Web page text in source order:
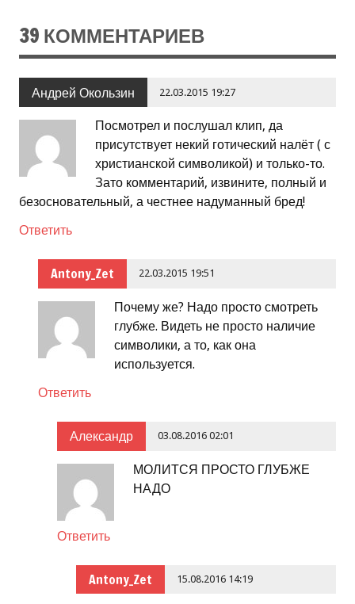
39 КОММЕНТАРИЕВ
Андрей Окользин 22.03.2015 19:27
Посмотрел и послушал клип, да
присутствует некий готический налёт ( с
христианской символикой) и только-то.
Зато комментарий, извините, полный и
безосновательный, а честнее надуманный бред!
Ответить
Antony_Zet 22.03.2015 19:51
Почему же? Надо просто смотреть
глубже. Видеть не просто наличие
символики, а то, как она
используется.
Ответить
Александр 03.08.2016 02:01
МОЛИТСЯ ПРОСТО ГЛУБЖЕ
НАДО
Ответить
Antony_Zet 15.08.2016 14:19